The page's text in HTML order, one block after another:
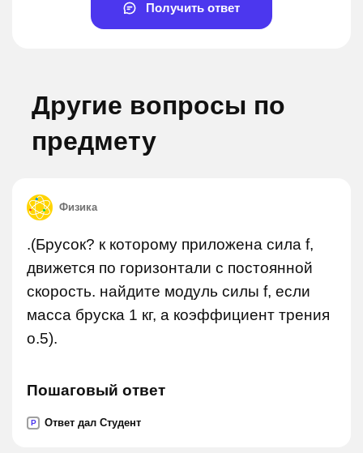
Получить ответ
Другие вопросы по
предмету
Физика
.(Брусок? к которому приложена сила f,
движется по горизонтали с постоянной
скорость. найдите модуль силы f, если
масса бруска 1 кг, а коэффициент трения
о.5).
Пошаговый ответ
P Ответ дал Студент